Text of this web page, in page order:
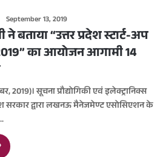
September 13, 2019
ने बताया “उत्तर प्रदेश स्टार्ट-अप
का आयोजन आगामी 14
2019)। सूचना प्रौद्योगिकी एवं इलेक्ट्रानिक्स
सरकार द्वारा लखनऊ मैनेजमेण्ट एसोसिएशन के